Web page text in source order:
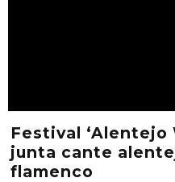
Festival ‘Alentejo
junta cante
flamenco